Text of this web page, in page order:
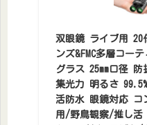
双眼鏡 ライブ用 20
ンズ&FMC多層コー
グラス 25mm口径
集光力 明るさ
活防水 眼鏡対応 コ
用/野鳥観察/推し活